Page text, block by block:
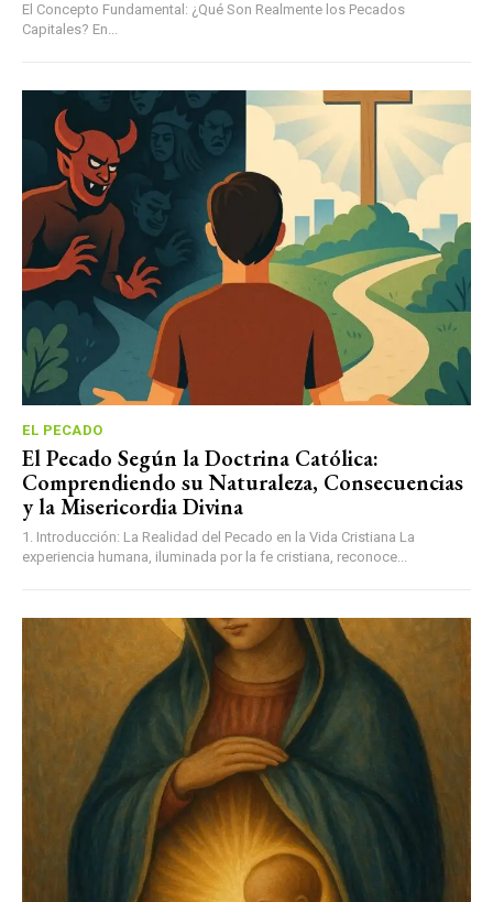
El Concepto Fundamental: ¿Qué Son Realmente los Pecados
Capitales? En...
EL PECADO
El Pecado Según la Doctrina Católica:
Comprendiendo su Naturaleza, Consecuencias
y la Misericordia Divina
1. Introducción: La Realidad del Pecado en la Vida Cristiana La
experiencia humana, iluminada por la fe cristiana, reconoce...